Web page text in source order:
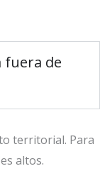
fuera de
territorial. Para
altos.